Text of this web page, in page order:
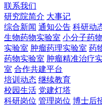
联系我们
研究院简介 大事记
综合新闻 通知公告 科研动
生物药物实验室 小分子药
实验室 肿瘤药理实验室 药
药物实验室 肿瘤精准治疗
室 合作共建平台
培训动态 继续教育
校园生活 党建灯塔
科研岗位 管理岗位 博士后